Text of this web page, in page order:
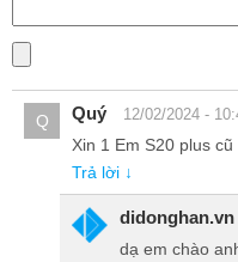
Cạnh trên gồm khay sim và
Q Quý 12/02/2024 -
Xin 1 Em S20 plus
Trả lời ↓
didonghan.vn
dạ em chào